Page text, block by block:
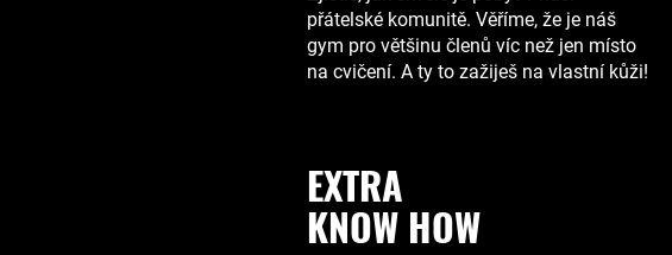
přátelské komunitě. Věříme, že je náš
gym pro většinu členů víc než jen místo
na cvičení. A ty to zažiješ na vlastní kůži!
EXTRA
KNOW HOW